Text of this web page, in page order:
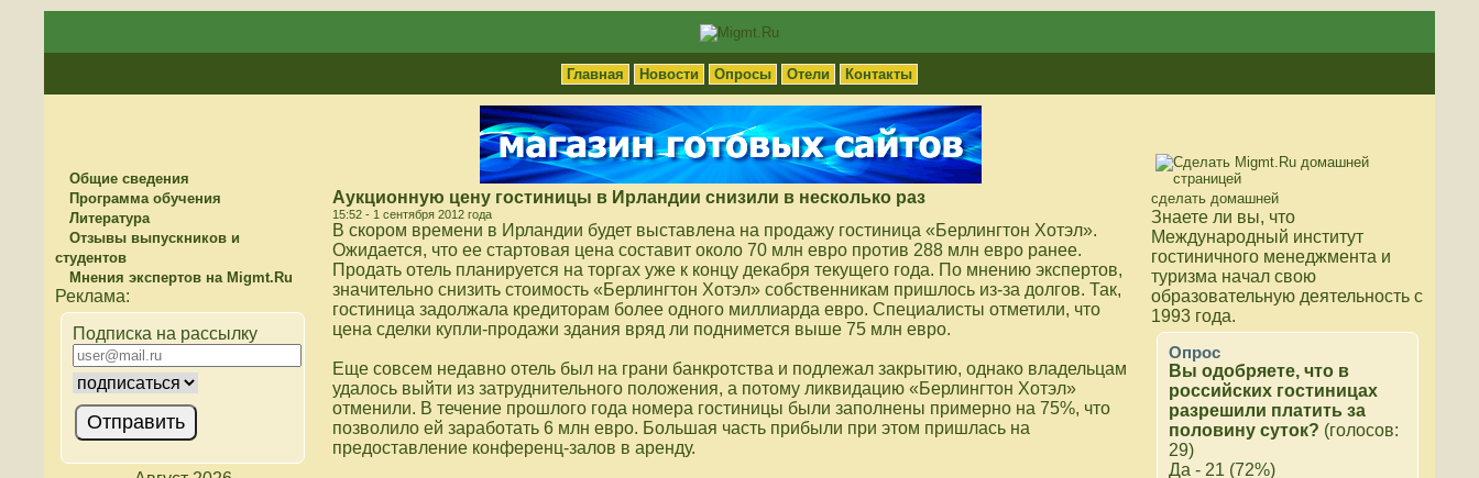
Главная Новости Опросы Отели Контакты
Общие сведения
Программа обучения
Литература
Отзывы выпускников и
студентов
Мнения экспертов на Migmt.Ru
Подписка на рассылку
Аукционную цену гостиницы в Ирландии снизили в несколько раз
15:52 - 1 сентября 2012 года
В скором времени в Ирландии будет выставлена на продажу гостиница «Берлингтон Хотэл».
Ожидается, что ее стартовая цена составит около 70 млн евро против 288 млн евро ранее.
Продать отель планируется на торгах уже к концу декабря текущего года. По мнению экспертов,
значительно снизить стоимость «Берлингтон Хотэл» собственникам пришлось из-за долгов. Так,
гостиница задолжала кредиторам более одного миллиарда евро. Специалисты отметили, что
цена сделки купли-продажи здания вряд ли поднимется выше 75 млн евро.
Еще совсем недавно отель был на грани банкротства и подлежал закрытию, однако владельцам
удалось выйти из затруднительного положения, а потому ликвидацию «Берлингтон Хотэл»
отменили. В течение прошлого года номера гостиницы были заполнены примерно на 75%, что
позволило ей заработать 6 млн евро. Большая часть прибыли при этом пришлась на
предоставление конференц-залов в аренду.
сделать домашней
Знаете ли вы, что
Международный институт
гостиничного менеджмента и
туризма начал свою
образовательную деятельность с
1993 года.
Опрос
Вы одобряете, что в
российских гостиницах
разрешили платить за
половину суток? (голосов:
29)
Да - 21 (72%)